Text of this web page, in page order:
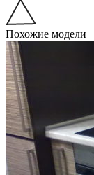
Похожие модели